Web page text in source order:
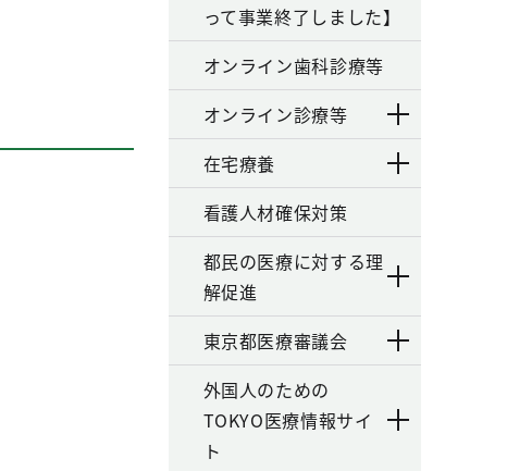
って事業終了しました】
オンライン歯科診療等
オンライン診療等
在宅療養
看護人材確保対策
都民の医療に対する理
解促進
東京都医療審議会
外国人のための
TOKYO医療情報サイ
ト